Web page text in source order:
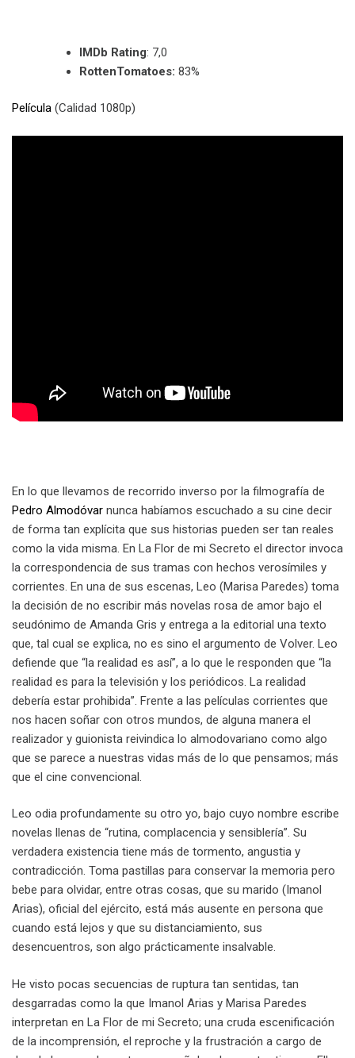
IMDb Rating: 7,0
RottenTomatoes: 83%
Película (Calidad 1080p)
En lo que llevamos de recorrido inverso por la filmografía de
Pedro Almodóvar nunca habíamos escuchado a su cine decir
de forma tan explícita que sus historias pueden ser tan reales
como la vida misma. En La Flor de mi Secreto el director invoca
la correspondencia de sus tramas con hechos verosímiles y
corrientes. En una de sus escenas, Leo (Marisa Paredes) toma
la decisión de no escribir más novelas rosa de amor bajo el
seudónimo de Amanda Gris y entrega a la editorial una texto
que, tal cual se explica, no es sino el argumento de Volver. Leo
defiende que “la realidad es así”, a lo que le responden que “la
realidad es para la televisión y los periódicos. La realidad
debería estar prohibida”. Frente a las películas corrientes que
nos hacen soñar con otros mundos, de alguna manera el
realizador y guionista reivindica lo almodovariano como algo
que se parece a nuestras vidas más de lo que pensamos; más
que el cine convencional.
Leo odia profundamente su otro yo, bajo cuyo nombre escribe
novelas llenas de “rutina, complacencia y sensiblería”. Su
verdadera existencia tiene más de tormento, angustia y
contradicción. Toma pastillas para conservar la memoria pero
bebe para olvidar, entre otras cosas, que su marido (Imanol
Arias), oficial del ejército, está más ausente en persona que
cuando está lejos y que su distanciamiento, sus
desencuentros, son algo prácticamente insalvable.
He visto pocas secuencias de ruptura tan sentidas, tan
desgarradas como la que Imanol Arias y Marisa Paredes
interpretan en La Flor de mi Secreto; una cruda escenificación
de la incomprensión, el reproche y la frustración a cargo de